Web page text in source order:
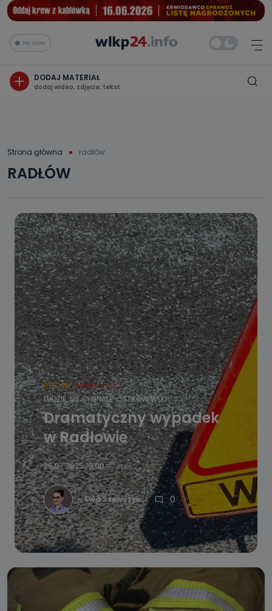
Na żywo
DODAJ MATERIAŁ
dodaj wideo, zdjęcie, tekst
Strona główna radłów
RADŁÓW
REGION WIADOMOŚCI
LUDZIE NA SYGNALE OSTRÓW WLKP.
Dramatyczny wypadek
w Radłowie
29.07.2025 18:00
Ewa Szewczyk 0